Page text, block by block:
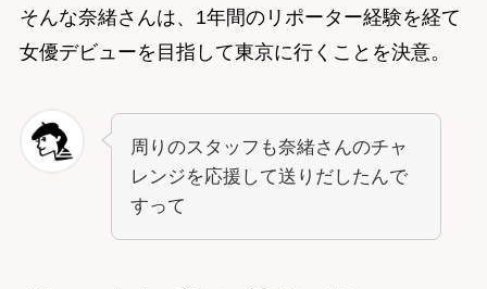
そんな奈緒さんは、1年間のリポーター経験を経て
女優デビューを目指して東京に行くことを決意。
周りのスタッフも奈緒さんのチャ
レンジを応援して送りだしたんで
すって